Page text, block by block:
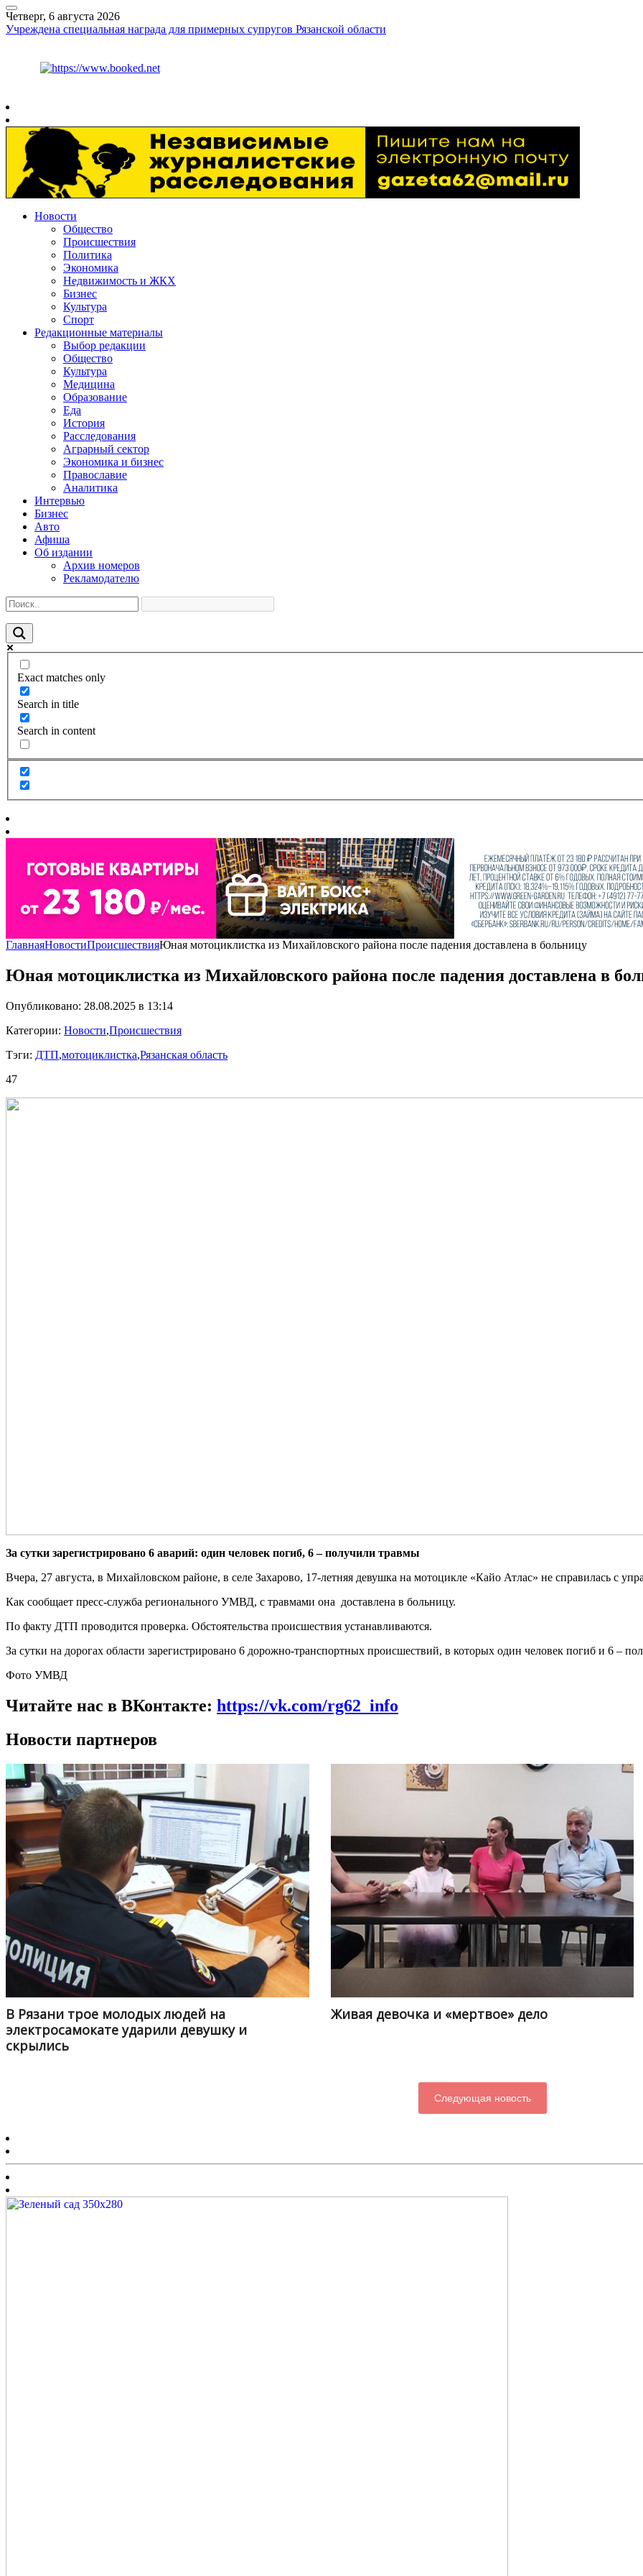
Четверг, 6 августа 2026
Учреждена специальная награда для примерных супругов Рязанской области
Новости
Общество
Происшествия
Политика
Экономика
Недвижимость и ЖКХ
Бизнес
Культура
Спорт
Редакционные материалы
Выбор редакции
Общество
Культура
Медицина
Образование
Еда
История
Расследования
Аграрный сектор
Экономика и бизнес
Православие
Аналитика
Интервью
Бизнес
Авто
Афиша
Об издании
Архив номеров
Рекламодателю
Exact matches only
Search in title
Search in content
ГлавнаяНовостиПроисшествияЮная мотоциклистка из Михайловского района после падения доставлена в больницу
Юная мотоциклистка из Михайловского района после падения доставлена в
Опубликовано: 28.08.2025 в 13:14
Категории: Новости,Происшествия
Тэги: ДТП,мотоциклистка,Рязанская область
47
За сутки зарегистрировано 6 аварий: один человек погиб, 6 – получили травмы
Вчера, 27 августа, в Михайловском районе, в селе Захарово, 17-летняя девушка на мотоцикле «Кайо Атлас» не справилась с
Как сообщает пресс-служба регионального УМВД, с травмами она доставлена в больницу.
По факту ДТП проводится проверка. Обстоятельства происшествия устанавливаются.
За сутки на дорогах области зарегистрировано 6 дорожно-транспортных происшествий, в которых один человек погиб и 6 –
Фото УМВД
Читайте нас в ВКонтакте: https://vk.com/rg62_info
Новости партнеров
В Рязани трое молодых людей на
электросамокате ударили девушку и
скрылись
Живая девочка и «мертвое» дело
Следующая новость